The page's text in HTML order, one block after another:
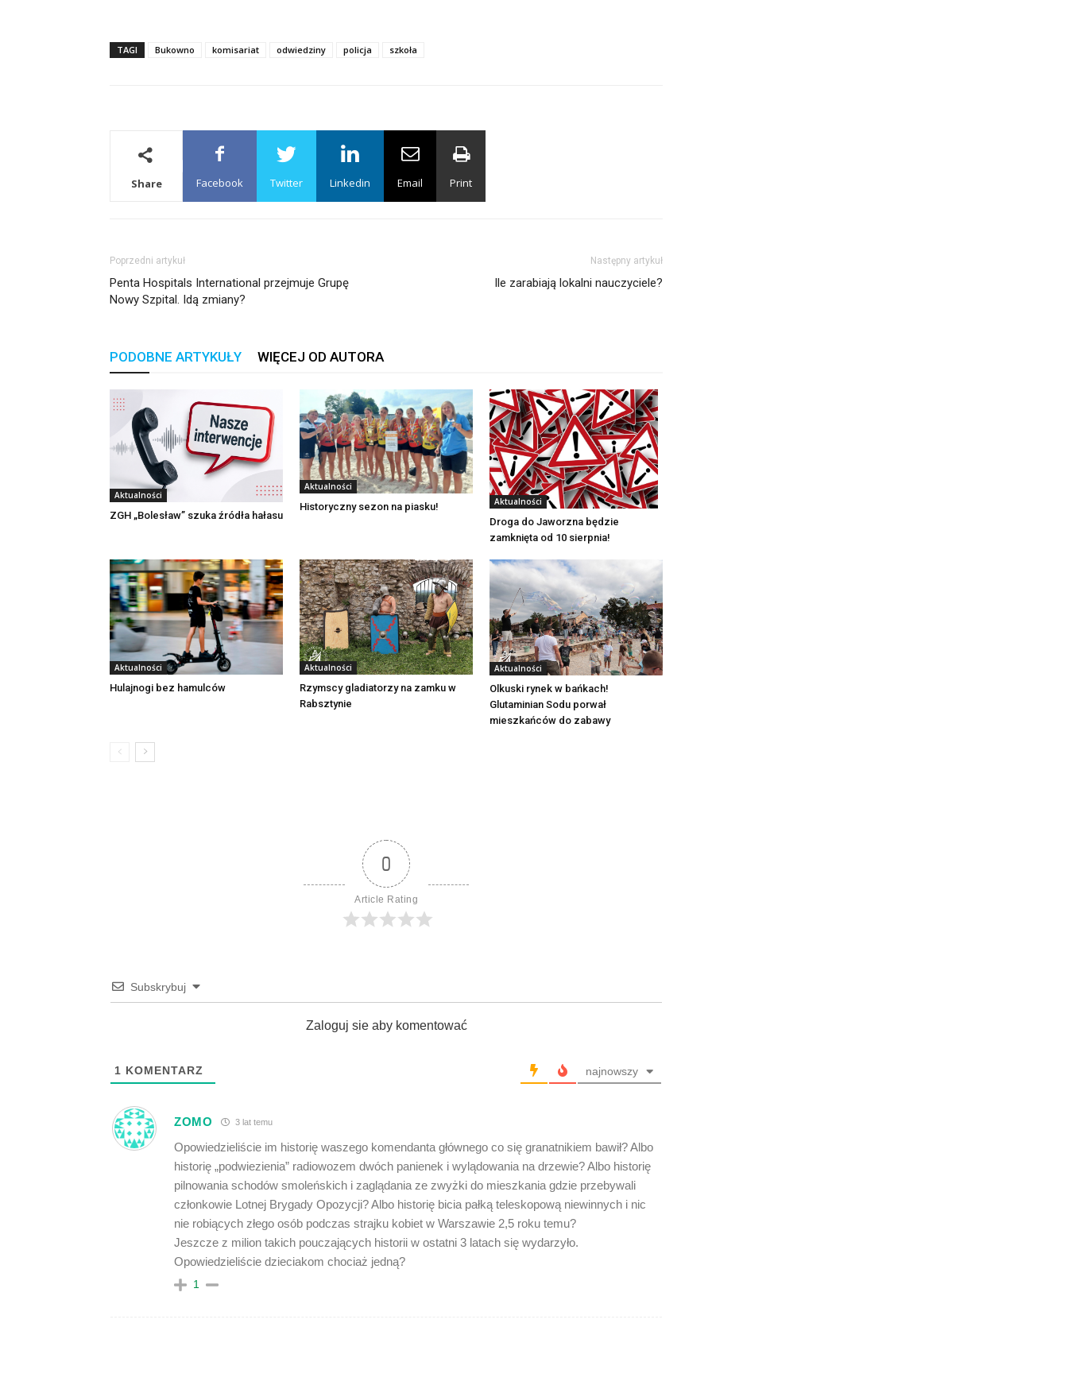
TAGI Bukowno komisariat odwiedziny policja szkoła
Share Facebook Twitter Linkedin Email Print
Poprzedni artykuł
Penta Hospitals International przejmuje Grupę
Nowy Szpital. Idą zmiany?
Następny artykuł
Ile zarabiają lokalni nauczyciele?
PODOBNE ARTYKUŁY WIĘCEJ OD AUTORA
Aktualności
ZGH „Bolesław” szuka źródła hałasu
Aktualności
Historyczny sezon na piasku! Aktualności
Droga do Jaworzna będzie
zamknięta od 10 sierpnia!
Aktualności
Hulajnogi bez hamulców
Aktualności
Rzymscy gladiatorzy na zamku w
Rabsztynie
Aktualności
Olkuski rynek w bańkach!
Glutaminian Sodu porwał
mieszkańców do zabawy
0
Article Rating
Subskrybuj
Zaloguj sie aby komentować
1 KOMENTARZ najnowszy
ZOMO 3 lat temu
Opowiedzieliście im historię waszego komendanta głównego co się granatnikiem bawił? Albo
historię „podwiezienia” radiowozem dwóch panienek i wylądowania na drzewie? Albo historię
pilnowania schodów smoleńskich i zaglądania ze zwyżki do mieszkania gdzie przebywali
członkowie Lotnej Brygady Opozycji? Albo historię bicia pałką teleskopową niewinnych i nic
nie robiących złego osób podczas strajku kobiet w Warszawie 2,5 roku temu?
Jeszcze z milion takich pouczających historii w ostatni 3 latach się wydarzyło.
Opowiedzieliście dzieciakom chociaż jedną?
1